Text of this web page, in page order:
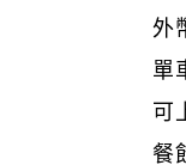
外
單
可
餐